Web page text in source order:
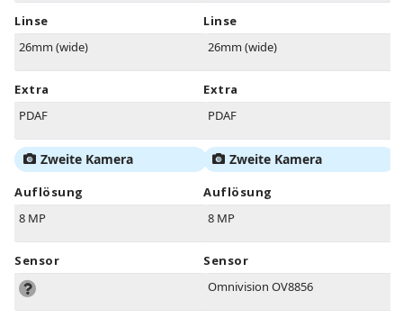
Linse
26mm (wide)
Extra
PDAF
Zweite Kamera
Auflösung
8 MP
Sensor
Linse
26mm (wide)
Extra
PDAF
Zweite Kamera
Auflösung
8 MP
Sensor
Omnivision OV8856